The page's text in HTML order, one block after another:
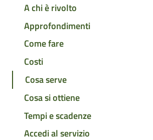
A chi è rivolto
Approfondimenti
Come fare
Costi
Cosa serve
Cosa si ottiene
Tempi e scadenze
Accedi al servizio